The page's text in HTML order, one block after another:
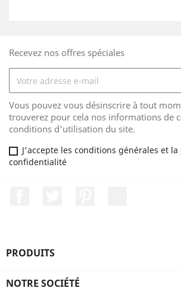
Recevez nos offres spéciales
Vous pouvez vous désinscrire à tout
trouverez pour cela nos informations de
conditions d'utilisation du site.
J'accepte les conditions générales et
confidentialité
PRODUITS
NOTRE SOCIÉTÉ